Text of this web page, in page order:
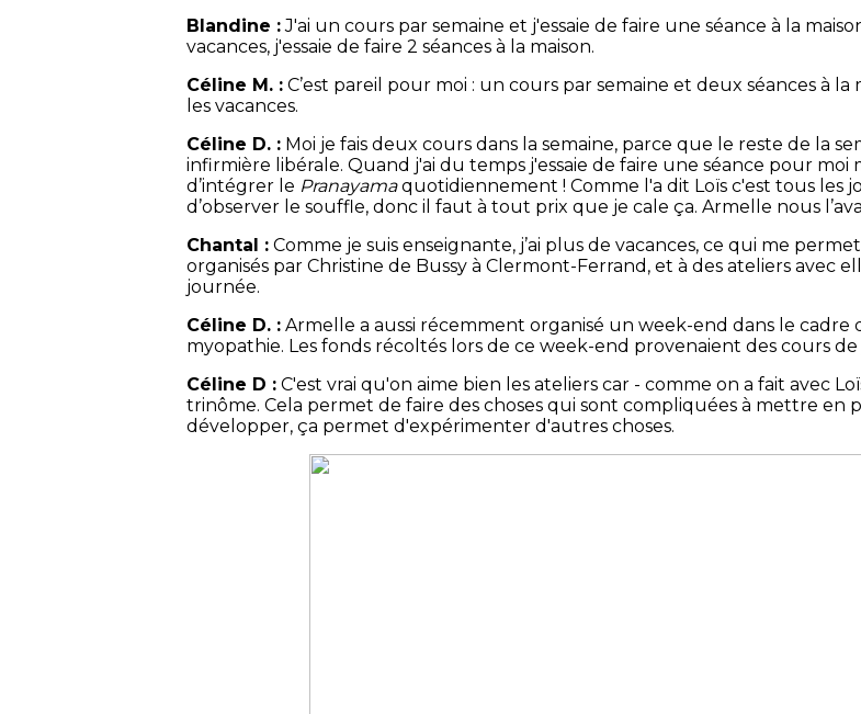
Blandine :J'ai un cours par semaine et j'essaie de faire une séance à la
vacances, j'essaie de faire 2 séances à la maison.
Céline M. : C’est pareil pour moi : un cours par semaine et deux séances à
les vacances.
Céline D. : Moi je fais deux cours dans la semaine, parce que le reste de la
infirmière libérale. Quand j'ai du temps j'essaie de faire une séance pour moi
d’intégrer le Pranayamaquotidiennement ! Comme l'a dit Loïs c'est tous les
d’observer le souffle, donc il faut à tout prix que je cale ça. Armelle nous
Chantal : Comme je suis enseignante, j’ai plus de vacances, ce qui me
organisés par Christine de Bussy à Clermont-Ferrand, et à des ateliers avec
journée.
Céline D. : Armelle a aussi récemment organisé un week-end dans le
myopathie. Les fonds récoltés lors de ce week-end provenaient des cours de
Céline D : C'est vrai qu'on aime bien les ateliers car - comme on a fait avec
trinôme. Cela permet de faire des choses qui sont compliquées à mettre en
développer, ça permet d'expérimenter d'autres choses.